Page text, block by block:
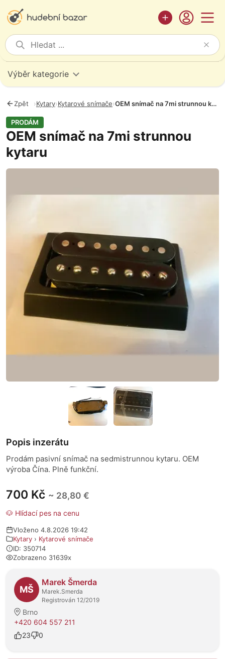
Výběr kategorie
Zpět ›Kytary›Kytarové snímače› OEM snímač na 7mi strunnou kytaru
PRODÁM
OEM snímač na 7mi strunnou
kytaru
700 Kč ~ 28,80 €
🐶 Hlídací pes na cenu
Vloženo 4.8.2026 19:42
Kytary › Kytarové snímače
ID: 350714
Zobrazeno 31639x
O prodejci
MŠ
Marek Šmerda
Marek.Smerda
Registrován 12/2019
Brno
+420 604 557 211
23
0
Popis inzerátu
Prodám pasivní snímač na sedmistrunnou kytaru. OEM
výroba Čína. Plně funkční.